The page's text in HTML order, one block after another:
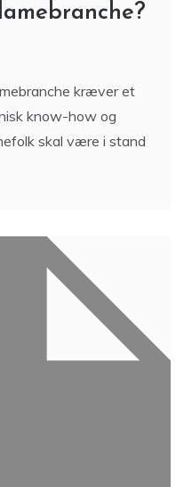
kræver et
know-how og
skal være i stand